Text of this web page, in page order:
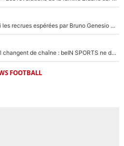
Plus de 100M€ pour l'OM : Voici les recrues espérées par Bruno Genesio et Grégory Lorenzi après l’opération dégraissage
Kylian Mbappé et Lamine Yamal changent de chaîne : beIN SPORTS ne digère pas cette décision historique et prédit un fiasco pour la Liga
FOOTBALL